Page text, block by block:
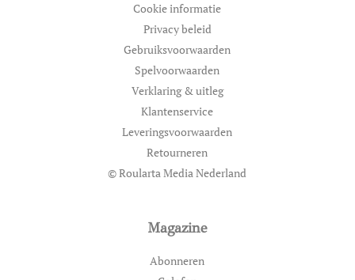
Cookie informatie
Privacy beleid
Gebruiksvoorwaarden
Spelvoorwaarden
Verklaring & uitleg
Klantenservice
Leveringsvoorwaarden
Retourneren
© Roularta Media Nederland
Magazine
Abonneren